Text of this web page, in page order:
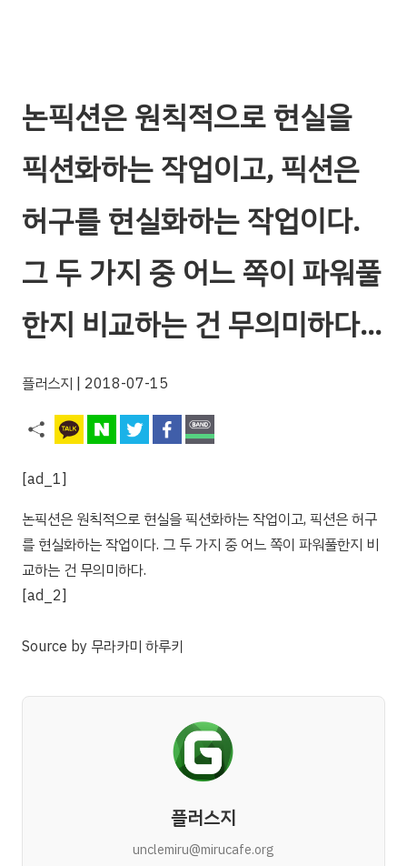
논픽션은 원칙적으로 현실을
픽션화하는 작업이고, 픽션은
허구를 현실화하는 작업이다.
그 두 가지 중 어느 쪽이 파워풀
한지 비교하는 건 무의미하다…
플러스지 | 2018-07-15
[ad_1]
논픽션은 원칙적으로 현실을 픽션화하는 작업이고, 픽션은 허구
를 현실화하는 작업이다. 그 두 가지 중 어느 쪽이 파워풀한지 비
교하는 건 무의미하다.
[ad_2]
Source by 무라카미 하루키
플러스지
unclemiru@mirucafe.org